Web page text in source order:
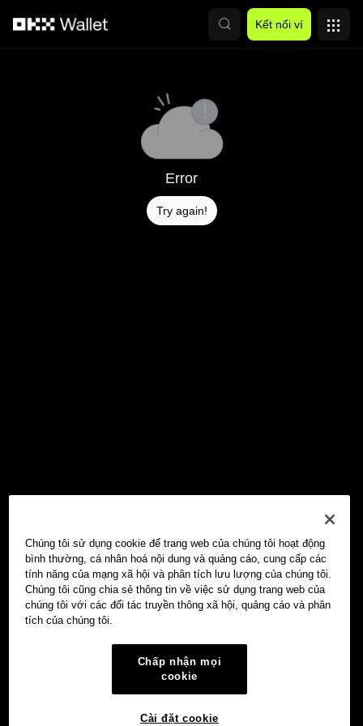
Kết nối ví
Error
Try again!
Chúng tôi sử dụng cookie để trang web của chúng tôi hoạt động
bình thường, cá nhân hoá nội dung và quảng cáo, cung cấp các
tính năng của mạng xã hội và phân tích lưu lượng của chúng tôi.
Chúng tôi cũng chia sẻ thông tin về việc sử dụng trang web của
chúng tôi với các đối tác truyền thông xã hội, quảng cáo và phân
tích của chúng tôi.
Chấp nhận mọi
cookie
Cài đặt cookie